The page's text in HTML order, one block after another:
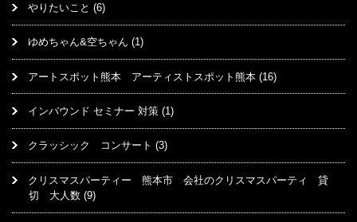
やりたいこと (6)
ゆめちゃん&空ちゃん (1)
アートスポット熊本 アーティストスポット熊本 (16)
インバウンド セミナー 対策 (1)
クラッシック コンサート (3)
クリスマスパーティー 熊本市 会社のクリスマスパーティ 貸
切 大人数 (9)